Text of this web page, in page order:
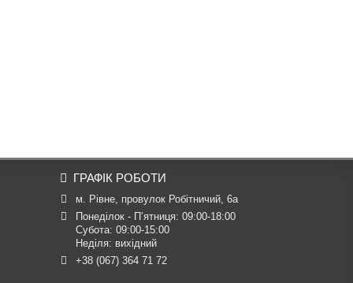
ГРАФІК РОБОТИ
м. Рівне, провулок Робітничий, 6а
Понеділок - П’ятниця: 09:00-18:00
Субота: 09:00-15:00
Неділя: вихідний
+38 (067) 364 71 72